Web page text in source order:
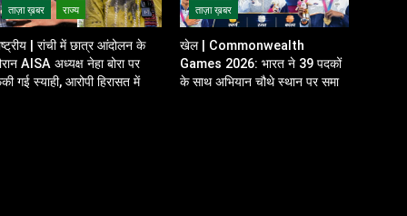
ताज़ा ख़बर राज्य
| रांची में छात्र आंदोलन के
AISA अध्यक्ष नेहा बोरा पर
गई स्याही, आरोपी हिरासत में
ताज़ा ख़बर
खेल | Commonwealth
Games 2026: भारत ने 39 पदकों
के साथ अभियान चौथे स्थान पर समाप्त